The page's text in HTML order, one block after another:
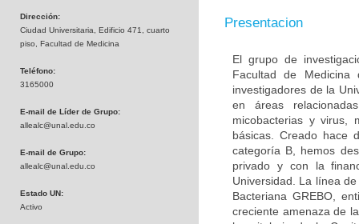
Dirección:
Ciudad Universitaria, Edificio 471, cuarto
piso, Facultad de Medicina
Teléfono:
3165000
E-mail de Líder de Grupo:
allealc@unal.edu.co
E-mail de Grupo:
allealc@unal.edu.co
Estado UN:
Activo
Presentacion
El grupo de
Facultad de
investigadores de la
en áreas
micobacterias y virus,
básicas. Creado hace
categoría B, hemos
privado y con la
Universidad. La línea
Bacteriana GREBO,
creciente amenaza de